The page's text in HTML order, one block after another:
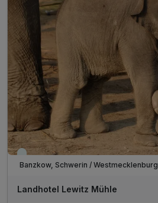
Immer verfügbar
Banzkow, Schwerin / Westmecklenburg
Landhotel Lewitz Mühle